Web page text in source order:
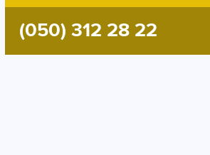
(050) 312 28 22